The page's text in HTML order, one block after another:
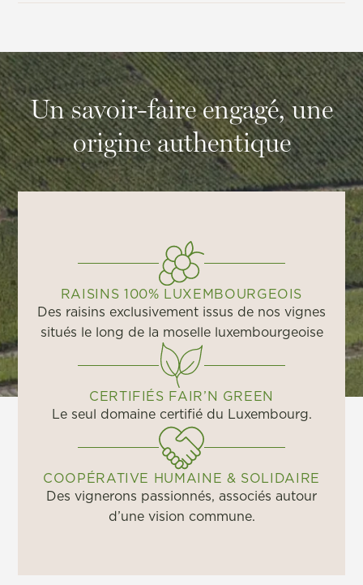
Un savoir-faire engagé, une
origine authentique
RAISINS 100% LUXEMBOURGEOIS
Des raisins exclusivement issus de nos vignes
situés le long de la moselle luxembourgeoise
CERTIFIÉS FAIR’N GREEN
Le seul domaine certifié du Luxembourg.
COOPÉRATIVE HUMAINE & SOLIDAIRE
Des vignerons passionnés, associés autour
d’une vision commune.